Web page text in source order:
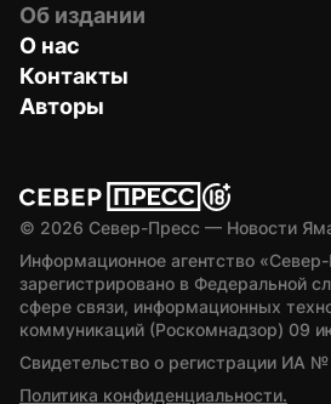
Об издании
О нас
Контакты
Авторы
© 2026 Север-Пресс — Новости
Информационное агентство
зарегистрировано в Федеральной
сфере связи, информационных
коммуникаций (Роскомнадзор) 09
Свидетельство о регистрации ИА
Политика конфиденциальности.